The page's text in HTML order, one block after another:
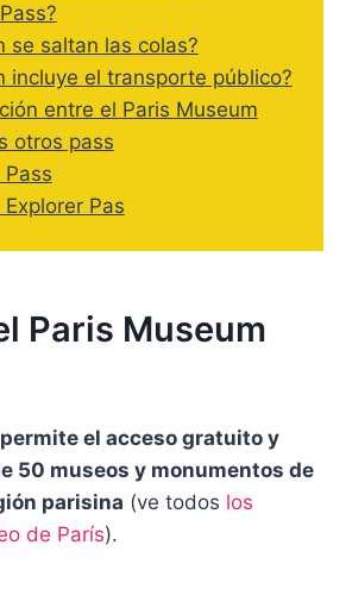
se saltan las colas?
incluye el transporte público?
entre el Paris Museum
otros pass
Pass
Explorer Pas
Paris Museum
permite el acceso gratuito y
50 museos y monumentos de
parisina (ve todos los
de París).